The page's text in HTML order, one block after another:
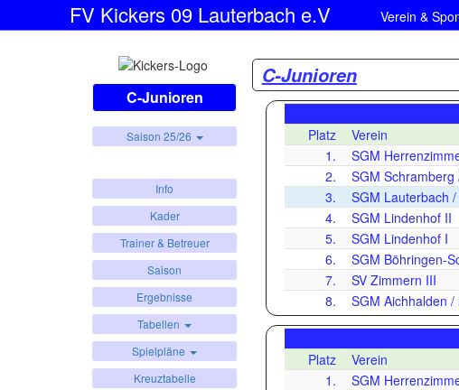
FV Kickers 09 Lauterbach e.V Verein &
C-Junioren
Saison 25/26
Info
Kader
Trainer & Betreuer
Saison
Ergebnisse
Tabellen
Spielpläne
Kreuztabelle
C-Junioren
Platz
Verein
1.
SGM
2.
SGM Schramberg
3.
SGM Lauterbach
4.
SGM Lindenhof II
5.
SGM Lindenhof I
6.
SGM Böhringen-
7.
SV Zimmern III
8.
SGM Aichhalden /
Platz
Verein
1.
SGM